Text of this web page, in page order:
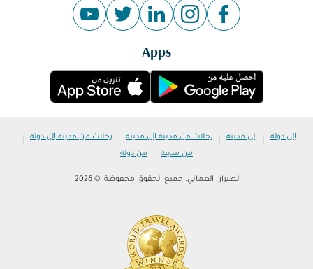
Apps
إلى دولة | إلى مدينة | رحلات من مدينة إلى مدينة | رحلات من مدينة إلى دولة |
من مدينة | من دولة
الطيران العماني. جميع الحقوق محفوظة. © 2026